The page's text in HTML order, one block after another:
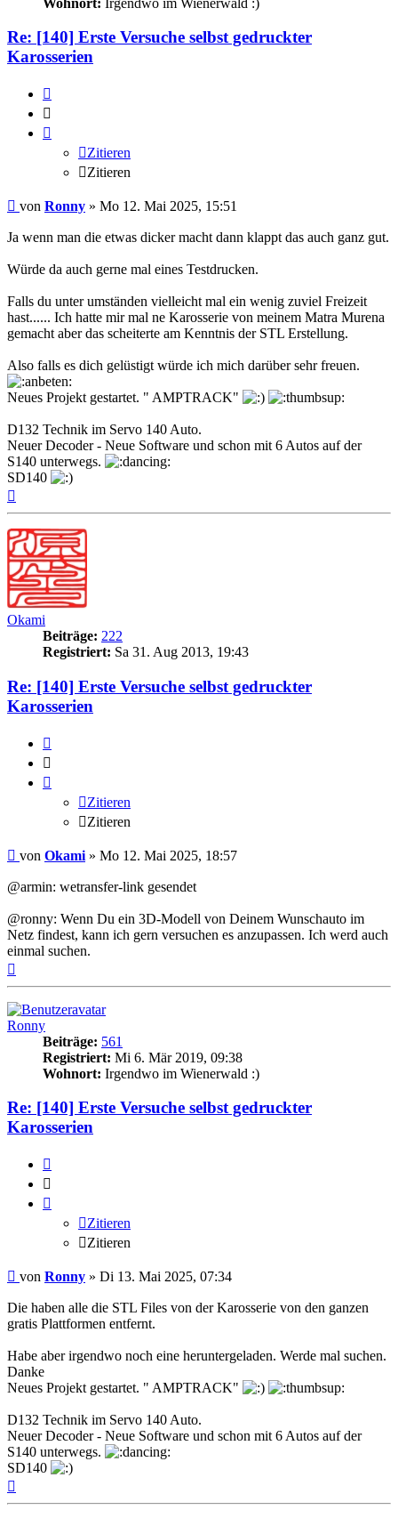
Re: [140] Erste Versuche selbst gedruckter
Karosserien
Zitieren
Zitieren
Beitrag
von Ronny » Mo 12. Mai 2025, 15:51
Ja wenn man die etwas dicker macht dann klappt das auch ganz gut.
Würde da auch gerne mal eines Testdrucken.
Falls du unter umständen vielleicht mal ein wenig zuviel Freizeit
hast...... Ich hatte mir mal ne Karosserie von meinem Matra Murena
gemacht aber das scheiterte am Kenntnis der STL Erstellung.
Also falls es dich gelüstigt würde ich mich darüber sehr freuen.
Neues Projekt gestartet. " AMPTRACK"
D132 Technik im Servo 140 Auto.
Neuer Decoder - Neue Software und schon mit 6 Autos auf der
S140 unterwegs.
SD140
Okami
Beiträge: 222
Registriert: Sa 31. Aug 2013, 19:43
Re: [140] Erste Versuche selbst gedruckter
Karosserien
Zitieren
Zitieren
Beitrag
von Okami » Mo 12. Mai 2025, 18:57
@armin: wetransfer-link gesendet
@ronny: Wenn Du ein 3D-Modell von Deinem Wunschauto im
Netz findest, kann ich gern versuchen es anzupassen. Ich werd auch
einmal suchen.
Ronny
Beiträge: 561
Registriert: Mi 6. Mär 2019, 09:38
Wohnort: Irgendwo im Wienerwald :)
Re: [140] Erste Versuche selbst gedruckter
Karosserien
Zitieren
Zitieren
Beitrag
von Ronny » Di 13. Mai 2025, 07:34
Die haben alle die STL Files von der Karosserie von den ganzen
gratis Plattformen entfernt.
Habe aber irgendwo noch eine heruntergeladen. Werde mal suchen.
Danke
Neues Projekt gestartet. " AMPTRACK"
D132 Technik im Servo 140 Auto.
Neuer Decoder - Neue Software und schon mit 6 Autos auf der
S140 unterwegs.
SD140